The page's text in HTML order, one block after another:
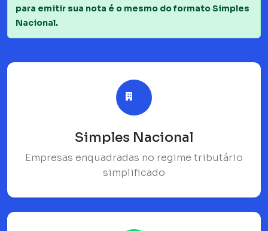
para emitir sua nota é o mesmo do formato Simples
Nacional.
Simples Nacional
Empresas enquadradas no regime tributário
simplificado